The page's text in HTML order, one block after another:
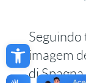
Open toolbar
Seguindo
imagem
di